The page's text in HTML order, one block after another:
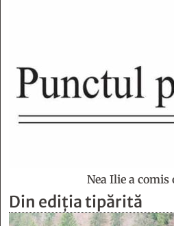
Nea Ilie a comis
Din ediția tipărită